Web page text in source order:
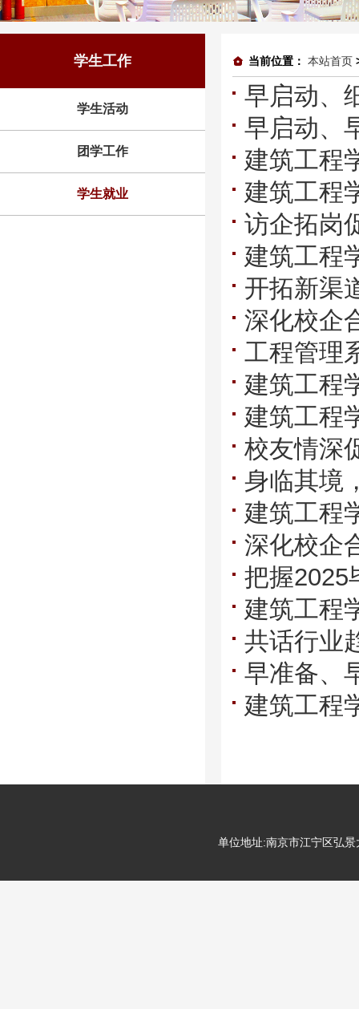
学生工作
学生活动
团学工作
学生就业
当前位置： 本站首页
早启动、
业生就业
早启动、
业生就业
建筑工程
建筑工程
暨人才对
访企拓岗
作洽谈
建筑工程
开拓新渠
固建设工
深化校企
通工程有
工程管理
建筑工程
建筑工程
校友情深
校友企业
身临其境
子“职”面
建筑工程
就业专项
深化校企
腾威建设
把握
院召开
建筑工程
就业创新
共话行业
拓岗促
早准备、
业生就业
建筑工程
单位地址:南京市江宁区弘